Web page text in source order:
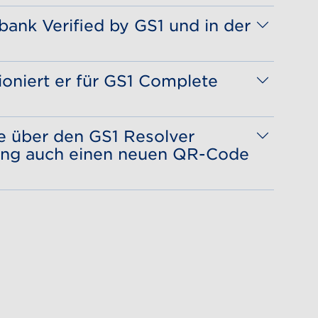
Verified by GS1 und in der
er für GS1 Complete
den GS1 Resolver
auch einen neuen QR-Code